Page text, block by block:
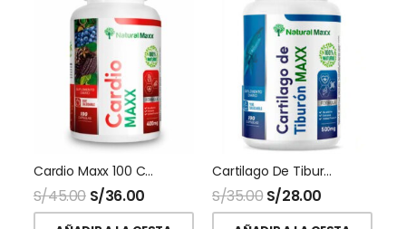
Cardio Maxx 100 Capsulas Naturalmaxx
S/45.00 S/36.00
Cartilago De Tiburon 500 Mg 100 Capsulas Naturalmaxx
S/35.00 S/28.00